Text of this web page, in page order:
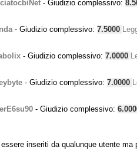
- Giudizio complessivo:
- Giudizio complessivo: 7.5000
- Giudizio complessivo: 7.0000
- Giudizio complessivo: 7.0000
- Giudizio complessivo:
essere inseriti da qualunque utente